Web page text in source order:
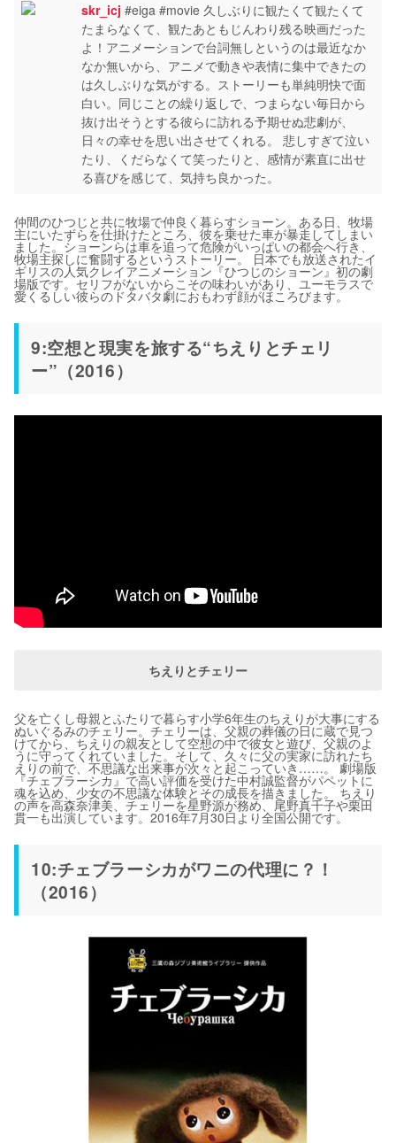
skr_icj #eiga #movie 久しぶりに観たくて観たくて
たまらなくて、観たあともじんわり残る映画だった
よ！アニメーションで台詞無しというのは最近なか
なか無いから、アニメで動きや表情に集中できたの
は久しぶりな気がする。ストーリーも単純明快で面
白い。同じことの繰り返しで、つまらない毎日から
抜け出そうとする彼らに訪れる予期せぬ悲劇が、
日々の幸せを思い出させてくれる。 悲しすぎて泣い
たり、くだらなくて笑ったりと、感情が素直に出せ
る喜びを感じて、気持ち良かった。
仲間のひつじと共に牧場で仲良く暮らすショーン。ある日、牧場
主にいたずらを仕掛けたところ、彼を乗せた車が暴走してしまい
ました。ショーンらは車を追って危険がいっぱいの都会へ行き、
牧場主探しに奮闘するというストーリー。 日本でも放送されたイ
ギリスの人気クレイアニメーション『ひつじのショーン』初の劇
場版です。セリフがないからこその味わいがあり、ユーモラスで
愛くるしい彼らのドタバタ劇におもわず顔がほころびます。
9:空想と現実を旅する“ちえりとチェリ
ー”（2016）
ちえりとチェリー
父を亡くし母親とふたりで暮らす小学6年生のちえりが大事にする
ぬいぐるみのチェリー。チェリーは、父親の葬儀の日に蔵で見つ
けてから、ちえりの親友として空想の中で彼女と遊び、父親のよ
うに守ってくれていました。そして、久々に父の実家に訪れたち
えりの前で、不思議な出来事が次々と起こっていき……。 劇場版
『チェブラーシカ』で高い評価を受けた中村誠監督がパペットに
魂を込め、少女の不思議な体験とその成長を描きました。 ちえり
の声を高森奈津美、チェリーを星野源が務め、尾野真千子や栗田
貫一も出演しています。2016年7月30日より全国公開です。
10:チェブラーシカがワニの代理に？！
（2016）